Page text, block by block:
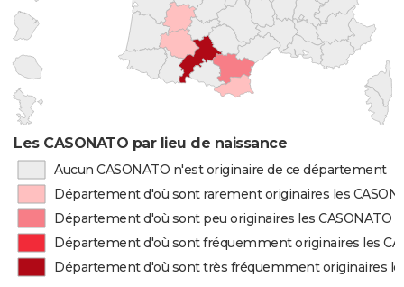
Les CASONATO par lieu de naissance
Aucun CASONATO n'est originaire de ce département
Département d'où sont rarement originaires les
Département d'où sont peu originaires les CASONATO
Département d'où sont fréquemment originaires les
Département d'où sont très fréquemment originaires